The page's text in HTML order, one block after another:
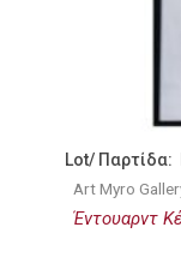
Lot/ Παρτίδα:
Art Myro
Έντουαρντ